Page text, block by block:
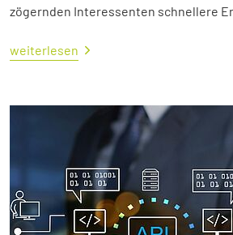
zögernden Interessenten schnellere
weiterlesen